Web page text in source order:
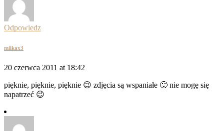
Odpowiedz
miikax3
20 czerwca 2011 at 18:42
pięknie, pięknie, pięknie 😉 zdjęcia są wspaniałe 🙂 nie mogę się
napatrzeć 😉